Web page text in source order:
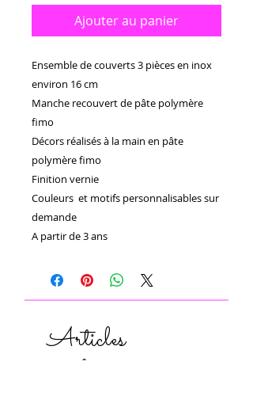
Ajouter au panier
Ensemble de couverts 3 pièces en inox
environ 16 cm
Manche recouvert de pâte polymère
fimo
Décors réalisés à la main en pâte
polymère fimo
Finition vernie
Couleurs  et motifs personnalisables sur
demande
A partir de 3 ans
Articles
similaires